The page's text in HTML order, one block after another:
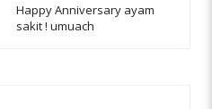
Happy Anniversary ayam
sakit ! umuach